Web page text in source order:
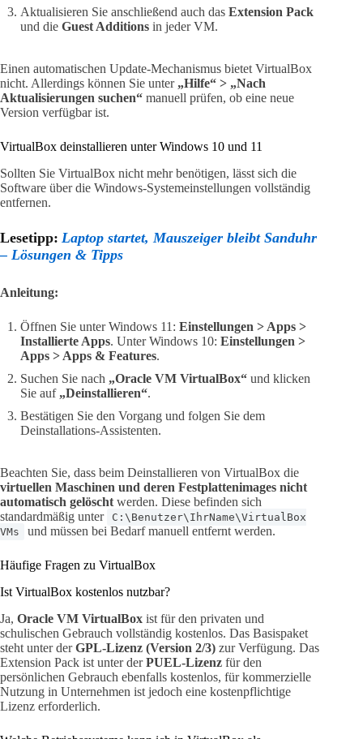
Aktualisieren Sie anschließend auch das Extension Pack
und die Guest Additions in jeder VM.
Einen automatischen Update-Mechanismus bietet VirtualBox
nicht. Allerdings können Sie unter „Hilfe“ > „Nach
Aktualisierungen suchen“ manuell prüfen, ob eine neue
Version verfügbar ist.
VirtualBox deinstallieren unter Windows 10 und 11
Sollten Sie VirtualBox nicht mehr benötigen, lässt sich die
Software über die Windows-Systemeinstellungen vollständig
entfernen.
Lesetipp: Laptop startet, Mauszeiger bleibt Sanduhr
– Lösungen & Tipps
Anleitung:
Öffnen Sie unter Windows 11: Einstellungen > Apps >
Installierte Apps. Unter Windows 10: Einstellungen >
Apps > Apps & Features.
Suchen Sie nach „Oracle VM VirtualBox“ und klicken
Sie auf „Deinstallieren“.
Bestätigen Sie den Vorgang und folgen Sie dem
Deinstallations-Assistenten.
Beachten Sie, dass beim Deinstallieren von VirtualBox die
virtuellen Maschinen und deren Festplattenimages nicht
automatisch gelöscht werden. Diese befinden sich
standardmäßig unter
C:\Benutzer\IhrName\VirtualBox
VMs
und müssen bei Bedarf manuell entfernt werden.
Häufige Fragen zu VirtualBox
Ist VirtualBox kostenlos nutzbar?
Ja, Oracle VM VirtualBox ist für den privaten und
schulischen Gebrauch vollständig kostenlos. Das Basispaket
steht unter derGPL-Lizenz (Version 2/3) zur Verfügung. Das
Extension Pack ist unter derPUEL-Lizenz für den
persönlichen Gebrauch ebenfalls kostenlos, für kommerzielle
Nutzung in Unternehmen ist jedoch eine kostenpflichtige
Lizenz erforderlich.